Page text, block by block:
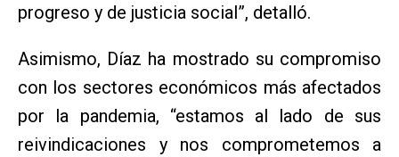
progreso y de justicia social”, detalló.
Asimismo, Díaz ha mostrado su compromiso
con los sectores económicos más afectados
por la pandemia, “estamos al lado de sus
reivindicaciones y nos comprometemos a